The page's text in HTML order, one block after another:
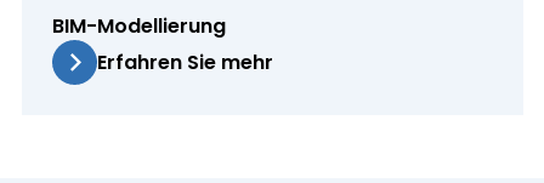
BIM-Modellierung
Erfahren Sie mehr